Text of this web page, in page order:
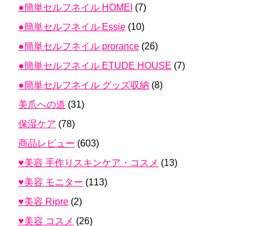
●簡単セルフネイル HOMEI (7)
●簡単セルフネイル Essie (10)
●簡単セルフネイル prorance (26)
●簡単セルフネイル ETUDE HOUSE (7)
●簡単セルフネイル グッズ収納 (8)
美爪への道 (31)
保湿ケア (78)
商品レビュー (603)
♥美容 手作りスキンケア・コスメ (13)
♥美容 モニター (113)
♥美容 Ripre (2)
♥美容 コスメ (26)